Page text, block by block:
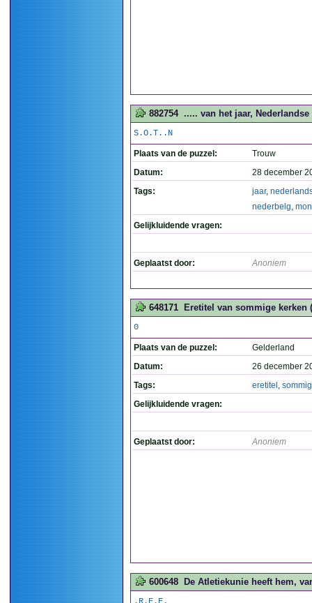
882754 ..... van het jaar,
S.O.T..N
Plaats van de puzzel:
Trouw
Datum:
28 december
Tags:
jaar,
nederbelg,
Gelijkluidende vragen:
Geplaatst door: Anoniem
648171 Eretitel van sommige kerken
0
Plaats van de puzzel:
Gelderland
Datum:
26 december
Tags:
eretitel ,
Gelijkluidende vragen:
Geplaatst door: Anoniem
600648 De Atletiekunie heeft hem,